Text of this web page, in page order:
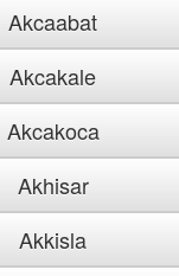
Akcaabat
Akcakale
Akcakoca
Akhisar
Akkisla